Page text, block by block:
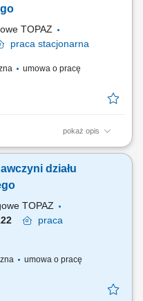
utrzymanie porządku i
TOPAZ
praca stacjonarna
umowa o pracę
pokaż opis
z obowiązującymi
i doradztwo produktowe,
utrzymanie porządku i
działu
TOPAZ
122
praca
umowa o pracę